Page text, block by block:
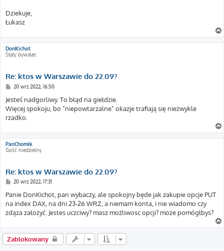
Dziekuje,
Łukasz
DonKichot
Stały bywalec
Re: ktos w Warszawie do 22.09?
P
s
t
20 wrz 2022, 16:50
Jesteś nadgorliwy. To błąd na giełdzie.
Więcej spokoju, bo "niepowtarzalne" okazje trafiają się niezwykle
rzadko.
PanChomik
Gość niedzielny
Re: ktos w Warszawie do 22.09?
P
s
t
20 wrz 2022, 17:31
Panie DonKichot, pan wybaczy, ale spokojny będe jak zakupie opcje PUT
na index DAX, na dni 23-26 WRZ, a niemam konta, i nie wiadomo czy
zdąza założyć. Jestes uczciwy? masz możliwosc opcji? moze pomógłbys?
Zablokowany